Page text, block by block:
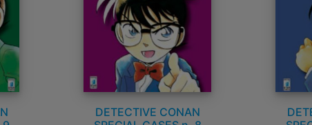
DETECTIVE CONAN